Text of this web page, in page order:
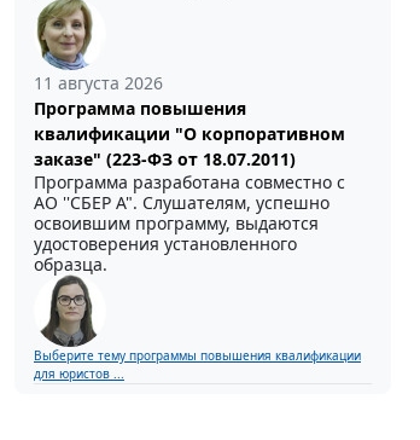
11 августа 2026
Программа повышения
квалификации "О корпоративном
заказе" (223-ФЗ от 18.07.2011)
Программа разработана совместно с
АО ''СБЕР А". Слушателям, успешно
освоившим программу, выдаются
удостоверения установленного
образца.
Выберите тему программы повышения квалификации
для юристов ...